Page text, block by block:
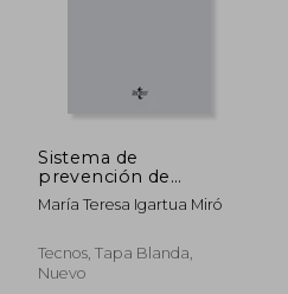
Sistema de
prevención de
riesgos laborales
(Derecho - Biblioteca
Editorial Tecnos)
María Teresa Igartua Miró
Tecnos, Tapa Blanda,
Nuevo